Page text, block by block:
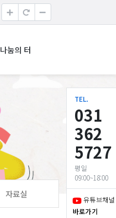
나눔의 터
자료실
TEL.
031
362
5727
평일
09:00~18:00
유튜브채널
바로가기